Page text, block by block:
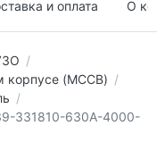
и оплата О
корпусе (MCCB)
331810-630А-4000-